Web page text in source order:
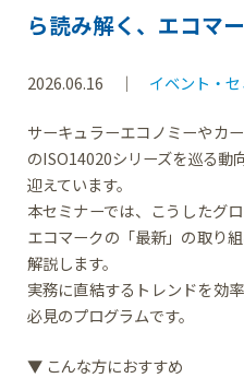
ら読み解く、エコマ
2026.06.16 イベント・
サーキュラーエコノミーやカ
のISO14020シリーズを巡る動
迎えています。
本セミナーでは、こうしたグ
エコマークの「最新」の取り
解説します。
実務に直結するトレンドを効
必見のプログラムです。
▼ こんな方におすすめ